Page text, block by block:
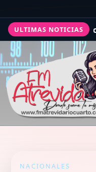
ULTIMAS NOTICIAS
un ciclón
NACIONALES